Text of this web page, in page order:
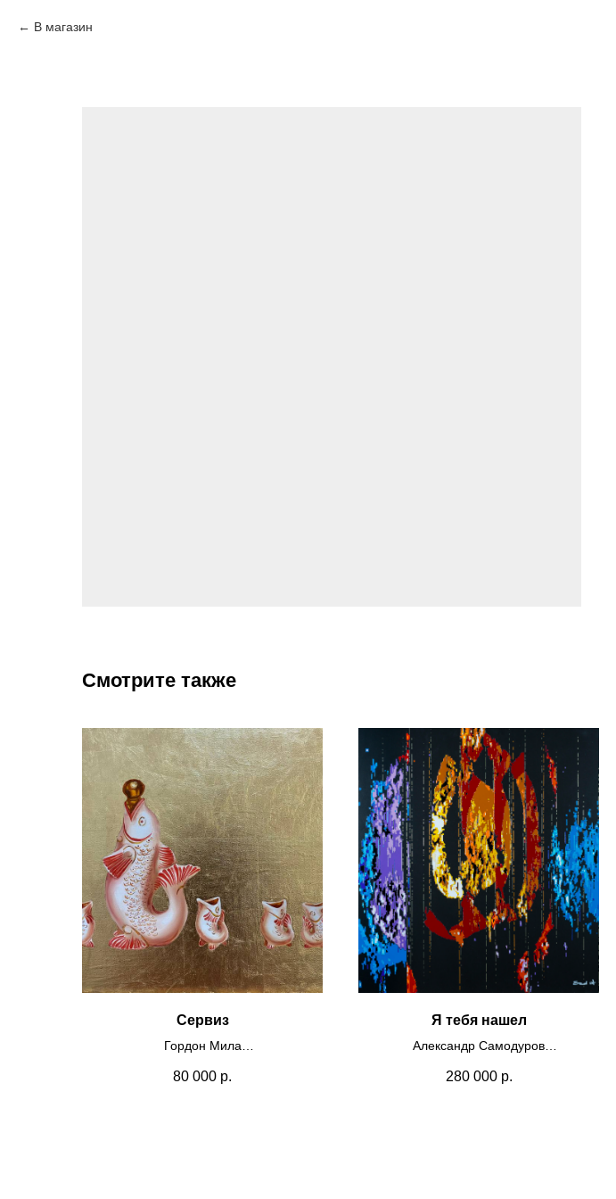
В магазин
Смотрите также
Сервиз
Гордон Мила
2026
80 000 р.
Я тебя нашел
Александр Самодуров
64х60
280 000 р.